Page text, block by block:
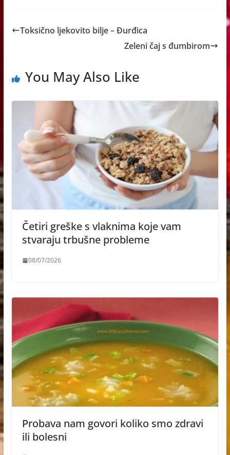
Toksično ljekovito bilje – Đurđica
Zeleni čaj s đumbirom
You May Also Like
Četiri greške s vlaknima koje vam
stvaraju trbušne probleme
08/07/2026
Probava nam govori koliko smo zdravi
ili bolesni